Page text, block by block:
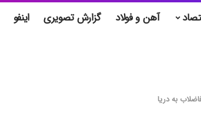
آهن و فولاد گزارش تصویری اینفو
به دریا